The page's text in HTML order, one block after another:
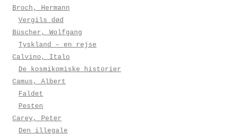
Broch, Hermann
Vergils død
Büscher, Wolfgang
Tyskland – en rejse
Calvino, Italo
De kosmikomiske historier
Camus, Albert
Faldet
Pesten
Carey, Peter
Den illegale